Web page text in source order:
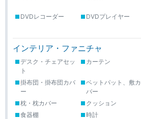
DVDレコーダー
DVDプレイヤー
インテリア・ファニチャ
デスク・チェアセッ
ト
カーテン
掛布団・掛布団カバ
ー
ベットパット、敷カ
バー
枕・枕カバー クッション
食器棚
時計